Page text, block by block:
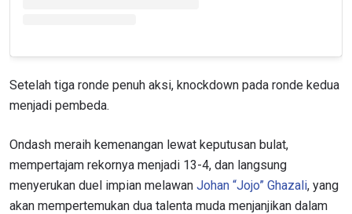
Setelah tiga ronde penuh aksi, knockdown pada ronde kedua
menjadi pembeda.
Ondash meraih kemenangan lewat keputusan bulat,
mempertajam rekornya menjadi 13-4, dan langsung
menyerukan duel impian melawan Johan “Jojo” Ghazali, yang
akan mempertemukan dua talenta muda menjanjikan dalam